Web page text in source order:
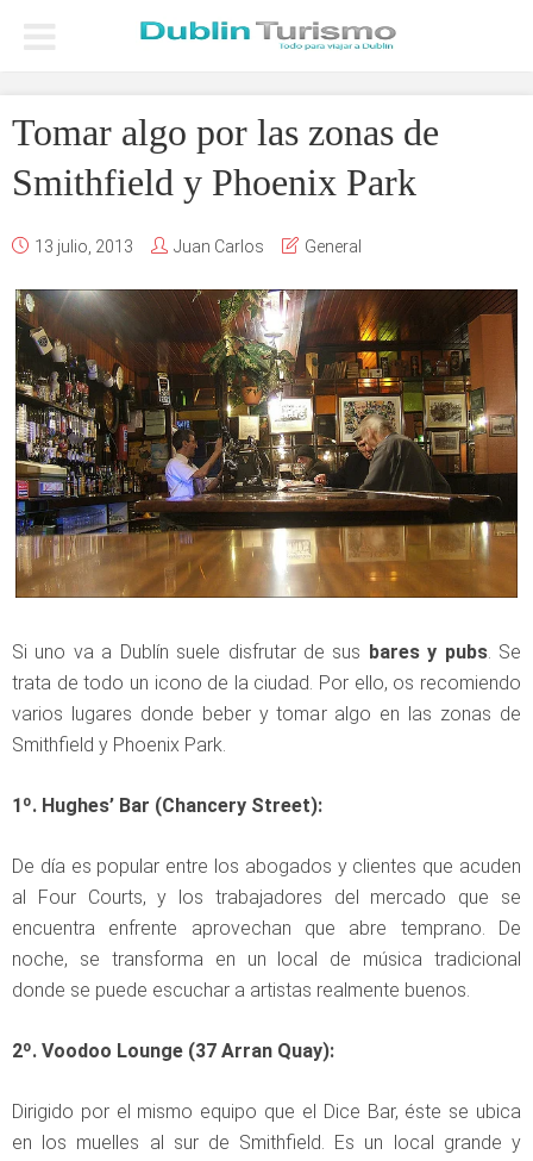
Tomar algo por las zonas de
Smithfield y Phoenix Park
13 julio, 2013 Juan Carlos General
Si uno va a Dublín suele disfrutar de sus bares y pubs. Se
trata de todo un icono de la ciudad. Por ello, os recomiendo
varios lugares donde beber y tomar algo en las zonas de
Smithfield y Phoenix Park.
1º. Hughes’ Bar (Chancery Street):
De día es popular entre los abogados y clientes que acuden
al Four Courts, y los trabajadores del mercado que se
encuentra enfrente aprovechan que abre temprano. De
noche, se transforma en un local de música tradicional
donde se puede escuchar a artistas realmente buenos.
2º. Voodoo Lounge (37 Arran Quay):
Dirigido por el mismo equipo que el Dice Bar, éste se ubica
en los muelles al sur de Smithfield. Es un local grande y